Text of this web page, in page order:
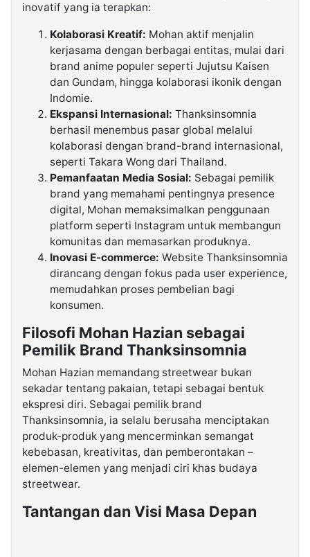
inovatif yang ia terapkan:
Kolaborasi Kreatif: Mohan aktif menjalin
kerjasama dengan berbagai entitas, mulai dari
brand anime populer seperti Jujutsu Kaisen
dan Gundam, hingga kolaborasi ikonik dengan
Indomie.
Ekspansi Internasional: Thanksinsomnia
berhasil menembus pasar global melalui
kolaborasi dengan brand-brand internasional,
seperti Takara Wong dari Thailand.
Pemanfaatan Media Sosial: Sebagai pemilik
brand yang memahami pentingnya presence
digital, Mohan memaksimalkan penggunaan
platform seperti Instagram untuk membangun
komunitas dan memasarkan produknya.
Inovasi E-commerce: Website Thanksinsomnia
dirancang dengan fokus pada user experience,
memudahkan proses pembelian bagi
konsumen.
Filosofi Mohan Hazian sebagai
Pemilik Brand Thanksinsomnia
Mohan Hazian memandang streetwear bukan
sekadar tentang pakaian, tetapi sebagai bentuk
ekspresi diri. Sebagai pemilik brand
Thanksinsomnia, ia selalu berusaha menciptakan
produk-produk yang mencerminkan semangat
kebebasan, kreativitas, dan pemberontakan –
elemen-elemen yang menjadi ciri khas budaya
streetwear.
Tantangan dan Visi Masa Depan